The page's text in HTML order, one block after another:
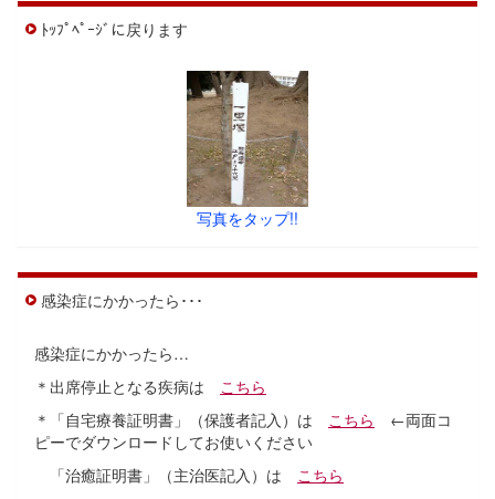
ﾄｯﾌﾟﾍﾟｰｼﾞに戻ります
写真をタップ!!
感染症にかかったら･･･
感染症にかかったら…
＊出席停止となる疾病は こちら
＊「自宅療養証明書」（保護者記入）は こちら ←両面コ
ピーでダウンロードしてお使いください
「治癒証明書」（主治医記入）は こちら